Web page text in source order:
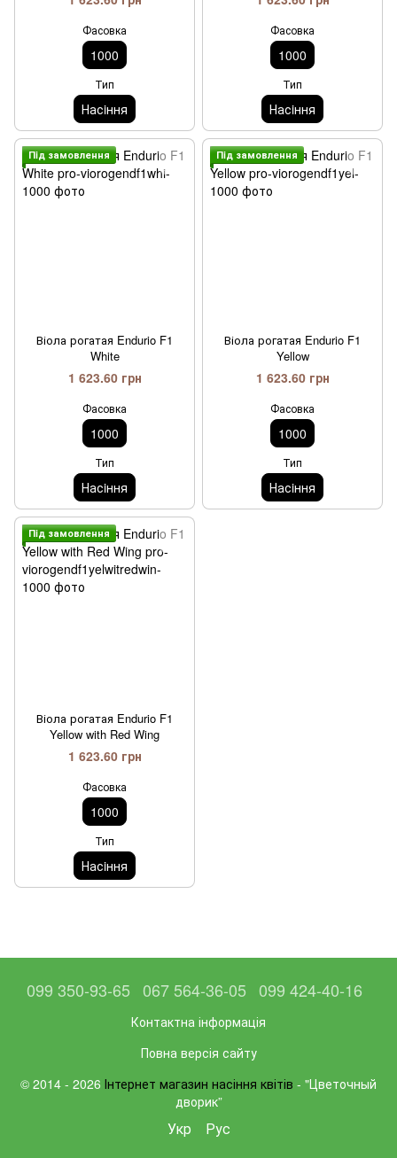
Фасовка
1000
Тип
Насiння
Фасовка
1000
Тип
Насiння
Пiд замовлення
Віола рогатая Endurio F1
White
1 623.60 грн
Фасовка
1000
Тип
Насiння
Пiд замовлення
Віола рогатая Endurio F1
Yellow
1 623.60 грн
Фасовка
1000
Тип
Насiння
Пiд замовлення
Віола рогатая Endurio F1
Yellow with Red Wing
1 623.60 грн
Фасовка
1000
Тип
Насiння
099 350-93-65 067 564-36-05 099 424-40-16
Контактна інформація
Повна версія сайту
© 2014 - 2026 Інтернет магазин насіння квітів - "Цветочный
дворик”
Укр Рус